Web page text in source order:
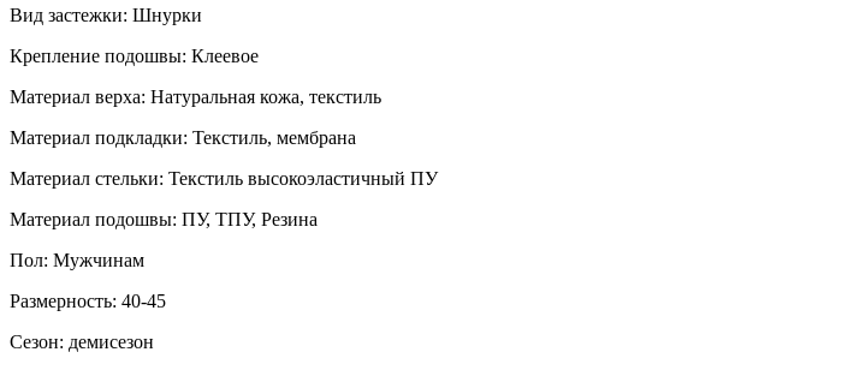
Вид застежки: Шнурки
Крепление подошвы: Клеевое
Материал верха: Натуральная кожа, текстиль
Материал подкладки: Текстиль, мембрана
Материал стельки: Текстиль высокоэластичный ПУ
Материал подошвы: ПУ, ТПУ, Резина
Пол: Мужчинам
Размерность: 40-45
Сезон: демисезон